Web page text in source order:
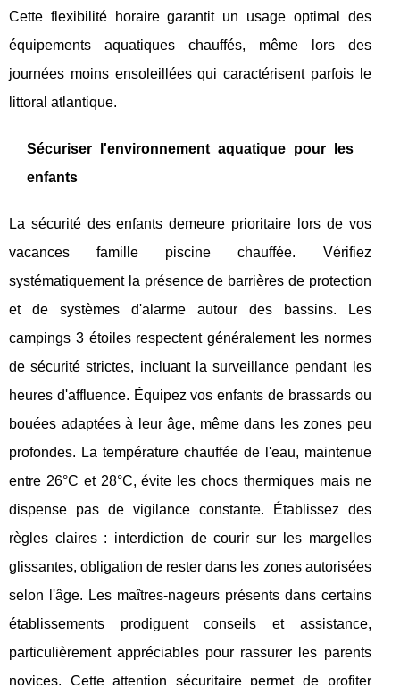
Cette flexibilité horaire garantit un usage optimal des
équipements aquatiques chauffés, même lors des
journées moins ensoleillées qui caractérisent parfois le
littoral atlantique.
Sécuriser l'environnement aquatique pour les
enfants
La sécurité des enfants demeure prioritaire lors de vos
vacances famille piscine chauffée. Vérifiez
systématiquement la présence de barrières de protection
et de systèmes d'alarme autour des bassins. Les
campings 3 étoiles respectent généralement les normes
de sécurité strictes, incluant la surveillance pendant les
heures d'affluence. Équipez vos enfants de brassards ou
bouées adaptées à leur âge, même dans les zones peu
profondes. La température chauffée de l'eau, maintenue
entre 26°C et 28°C, évite les chocs thermiques mais ne
dispense pas de vigilance constante. Établissez des
règles claires : interdiction de courir sur les margelles
glissantes, obligation de rester dans les zones autorisées
selon l'âge. Les maîtres-nageurs présents dans certains
établissements prodiguent conseils et assistance,
particulièrement appréciables pour rassurer les parents
novices. Cette attention sécuritaire permet de profiter